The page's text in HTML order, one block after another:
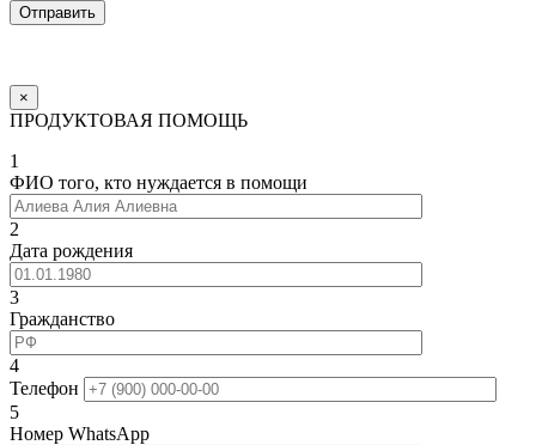
×
ПРОДУКТОВАЯ ПОМОЩЬ
1
ФИО того, кто нуждается в помощи
2
Дата рождения
3
Гражданство
4
Телефон
5
Номер WhatsApp